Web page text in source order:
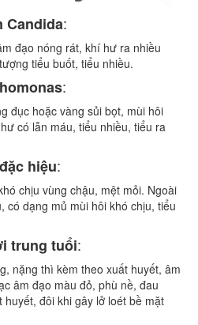
Candida:
đạo nóng rát, khí hư ra nhiều
tiểu buốt, tiểu nhiều.
:
đục hoặc vàng sủi bọt, mùi hôi
có lẫn máu, tiểu nhiều, tiểu ra
hiệu:
chịu vùng chậu, mệt mỏi. Ngoài
có dạng mủ mùi hôi khó chịu, tiểu
trung tuổi:
nặng thì kèm theo xuất huyết, âm
âm đạo màu đỏ, phù nề, đau
đôi khi gây lở loét bề mặt